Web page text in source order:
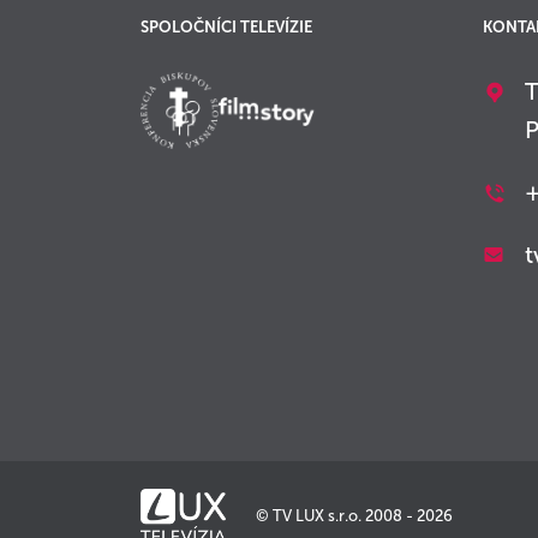
SPOLOČNÍCI TELEVÍZIE
© TV LUX s.r.o. 2008 - 2026